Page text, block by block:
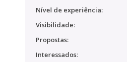
Nível de experiência:
Visibilidade:
Propostas:
Interessados: